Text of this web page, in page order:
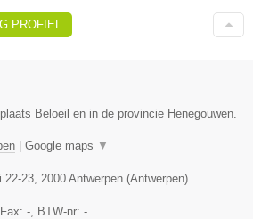
PROFIEL
Beloeil en in de provincie Henegouwen.
Google maps ▼
22-23 2000 Antwerpen (Antwerpen)
, Fax: - , BTW-nr: -